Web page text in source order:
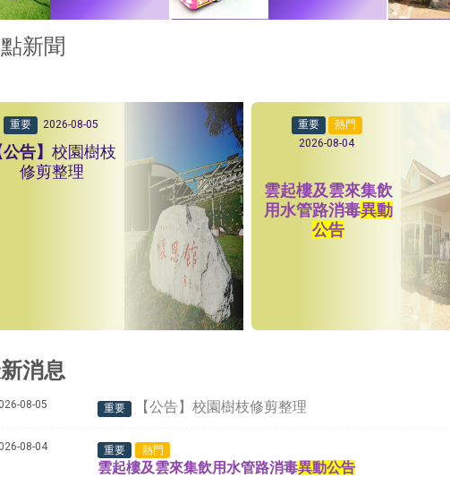
新聞
重要 2026-08-05
校園樹枝
修剪整理
重要
熱門
2026-08-04
雲起樓及雲來集飲
用水管路消毒異動
公告
消息
08-05 重要 【公告】校園樹枝修剪整理
08-04 重要 熱門
雲起樓及雲來集飲用水管路消毒異動公告